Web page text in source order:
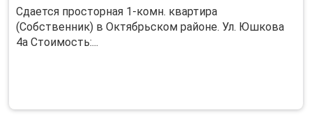
Сдается просторная 1-комн. квартира
(Собственник) в Октябрьском районе. Ул. Юшкова
4а Стоимость:...